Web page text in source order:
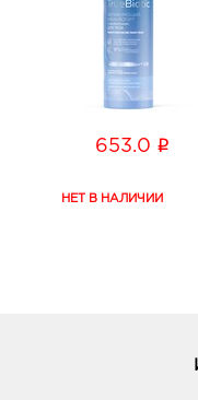
653.0 i